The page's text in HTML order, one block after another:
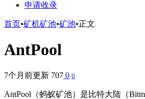
申请收录
首页•矿机矿池•矿池•正文
AntPool
7个月前更新 707 0 0
AntPool（蚂蚁矿池）是比特大陆（